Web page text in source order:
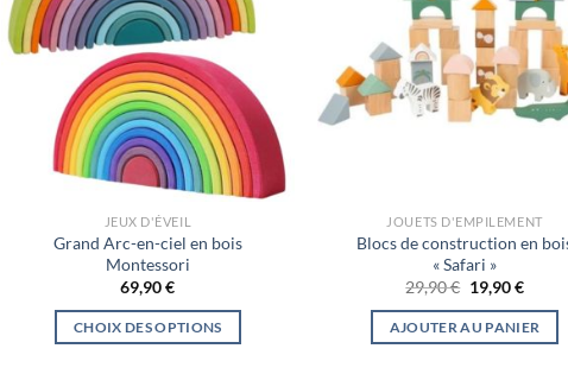
JEUX D'ÉVEIL
Grand Arc-en-ciel en bois
Montessori
69,90€
CHOIX DES OPTIONS
JOUETS D'EMPILEMENT
Blocs de construction en
« Safari »
29,90€ Le
prix
initial
était :
19,90€Le
actuel
est :
AJOUTER AU PANIER